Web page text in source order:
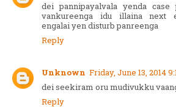
dei pannipayalvala yenda
vankureenga idu illaina next
engalai yen disturb panreenga
Reply
Unknown Friday, June 13, 2014
dei seekiram oru mudivukku
Reply